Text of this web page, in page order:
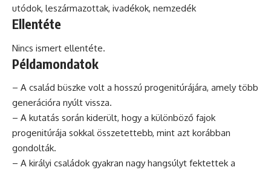
utódok, leszármazottak, ivadékok, nemzedék
Ellentéte
Nincs ismert ellentéte.
Példamondatok
– A család büszke volt a hosszú progenitúrájára, amely több
generációra nyúlt vissza.
– A kutatás során kiderült, hogy a különböző fajok
progenitúrája sokkal összetettebb, mint azt korábban
gondolták.
– A királyi családok gyakran nagy hangsúlyt fektettek a